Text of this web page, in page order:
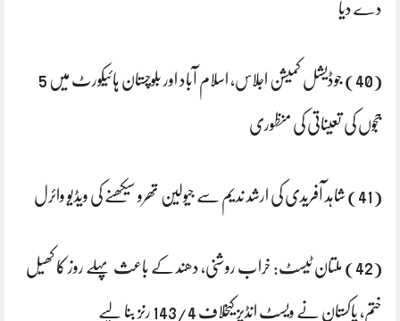
دے دیا
(40) جوڈیشل کمیشن اجلاس، اسلام آباد اور بلوچستان ہائیکورٹ میں 5
ججوں کی تعیناتی کی منظوری
(41) شاہد آفریدی کی ارشد ندیم سے جیولین تھرو سیکھنے کی ویڈیو وائرل
(42) ملتان ٹیسٹ: خراب روشنی، دھند کے باعث پہلے روز کا کھیل
ختم، پاکستان نے ویسٹ انڈیز کیخلاف 143/4 رنز بنا لیے